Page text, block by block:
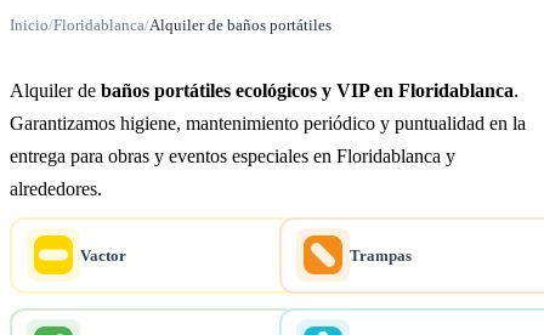
Inicio/Floridablanca/Alquiler de baños portátiles
Alquiler de baños portátiles ecológicos y VIP en Floridablanca.
Garantizamos higiene, mantenimiento periódico y puntualidad en la
entrega para obras y eventos especiales en Floridablanca y
alrededores.
Vactor Trampas